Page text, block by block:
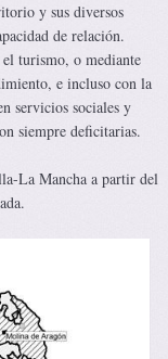
y sus diversos
de relación.
turismo, o mediante
e incluso con la
servicios sociales y
siempre deficitarias.
La Mancha a partir del